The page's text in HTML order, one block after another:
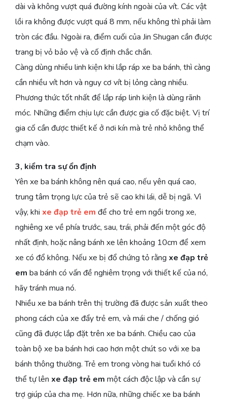
dài và không vượt quá đường kính ngoài của vít. Các vật
lồi ra không được vượt quá 8 mm, nếu không thì phải làm
tròn các đầu. Ngoài ra, điểm cuối của Jin Shugan cần được
trang bị vỏ bảo vệ và cố định chắc chắn.
Càng dùng nhiều linh kiện khi lắp ráp xe ba bánh, thì càng
cần nhiều vít hơn và nguy cơ vít bị lỏng càng nhiều.
Phương thức tốt nhất để lắp ráp linh kiện là dùng rãnh
móc. Những điểm chịu lực cần được gia cố đặc biệt. Vị trí
gia cố cần được thiết kế ở nơi kín mà trẻ nhỏ không thể
chạm vào.
3, kiểm tra sự ổn định
Yên xe ba bánh không nên quá cao, nếu yên quá cao,
trung tâm trọng lực của trẻ sẽ cao khi lái, dễ bị ngã. Vì
vậy, khi xe đạp trẻ em để cho trẻ em ngồi trong xe,
nghiêng xe về phía trước, sau, trái, phải đến một góc độ
nhất định, hoặc nâng bánh xe lên khoảng 10cm để xem
xe có đổ không. Nếu xe bị đổ chứng tỏ rằng xe đạp trẻ
em ba bánh có vấn đề nghiêm trọng với thiết kế của nó,
hãy tránh mua nó.
Nhiều xe ba bánh trên thị trường đã được sản xuất theo
phong cách của xe đẩy trẻ em, và mái che / chống gió
cũng đã được lắp đặt trên xe ba bánh. Chiều cao của
toàn bộ xe ba bánh hơi cao hơn một chút so với xe ba
bánh thông thường. Trẻ em trong vòng hai tuổi khó có
thể tự lên xe đạp trẻ em một cách độc lập và cần sự
trợ giúp của cha mẹ. Hơn nữa, những chiếc xe ba bánh